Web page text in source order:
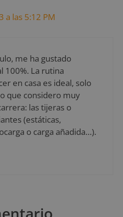
a las 5:12 PM
me ha gustado
100%. La rutina
en casa es ideal, solo
que considero muy
las tijeras o
(estáticas,
o carga añadida…).